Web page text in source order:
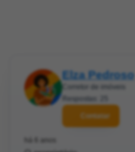
Elza Pedroso
Corretor de imóveis
Respostas: 25
Contatar
há 6 anos